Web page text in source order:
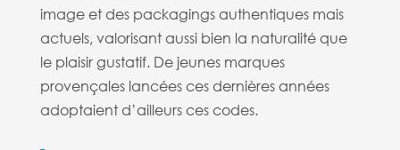
image et des packagings authentiques mais
actuels, valorisant aussi bien la naturalité que
le plaisir gustatif. De jeunes marques
provençales lancées ces dernières années
adoptaient d’ailleurs ces codes.